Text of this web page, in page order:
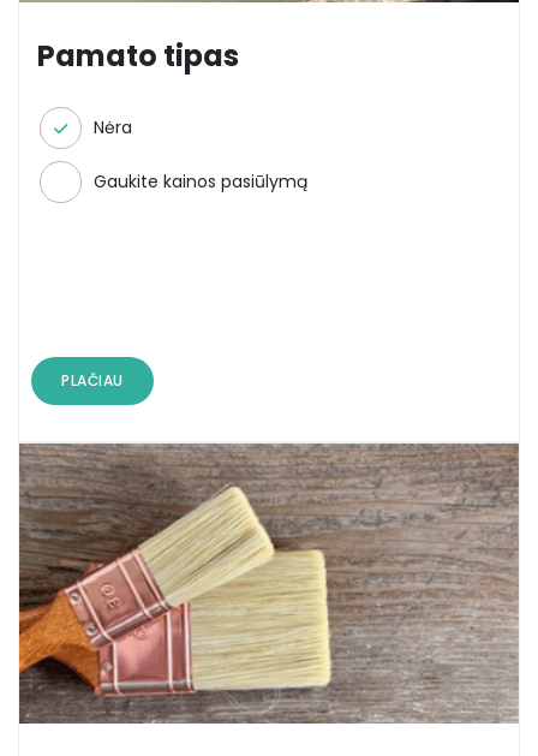
Pamato tipas
Nėra
Gaukite kainos pasiūlymą
PLAČIAU